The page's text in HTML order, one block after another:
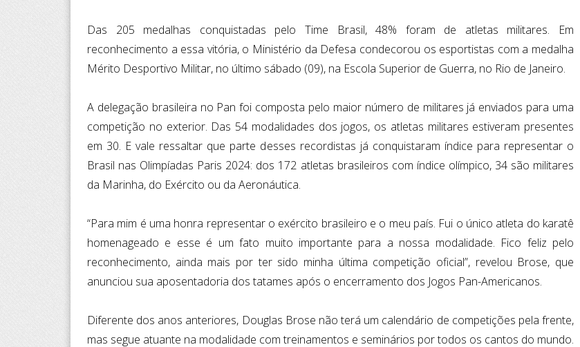
Das 205 medalhas conquistadas pelo Time Brasil, 48% foram de atletas militares. Em
reconhecimento a essa vitória, o Ministério da Defesa condecorou os esportistas com a medalha
Mérito Desportivo Militar, no último sábado (09), na Escola Superior de Guerra, no Rio de Janeiro.
A delegação brasileira no Pan foi composta pelo maior número de militares já enviados para uma
competição no exterior. Das 54 modalidades dos jogos, os atletas militares estiveram presentes
em 30. E vale ressaltar que parte desses recordistas já conquistaram índice para representar o
Brasil nas Olimpíadas Paris 2024: dos 172 atletas brasileiros com índice olímpico, 34 são militares
da Marinha, do Exército ou da Aeronáutica.
“Para mim é uma honra representar o exército brasileiro e o meu país. Fui o único atleta do karatê
homenageado e esse é um fato muito importante para a nossa modalidade. Fico feliz pelo
reconhecimento, ainda mais por ter sido minha última competição oficial”, revelou Brose, que
anunciou sua aposentadoria dos tatames após o encerramento dos Jogos Pan-Americanos.
Diferente dos anos anteriores, Douglas Brose não terá um calendário de competições pela frente,
mas segue atuante na modalidade com treinamentos e seminários por todos os cantos do mundo.